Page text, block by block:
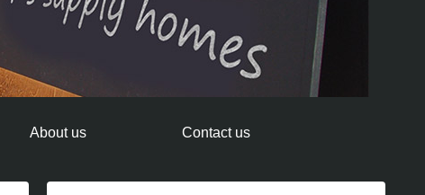
About us Contact us